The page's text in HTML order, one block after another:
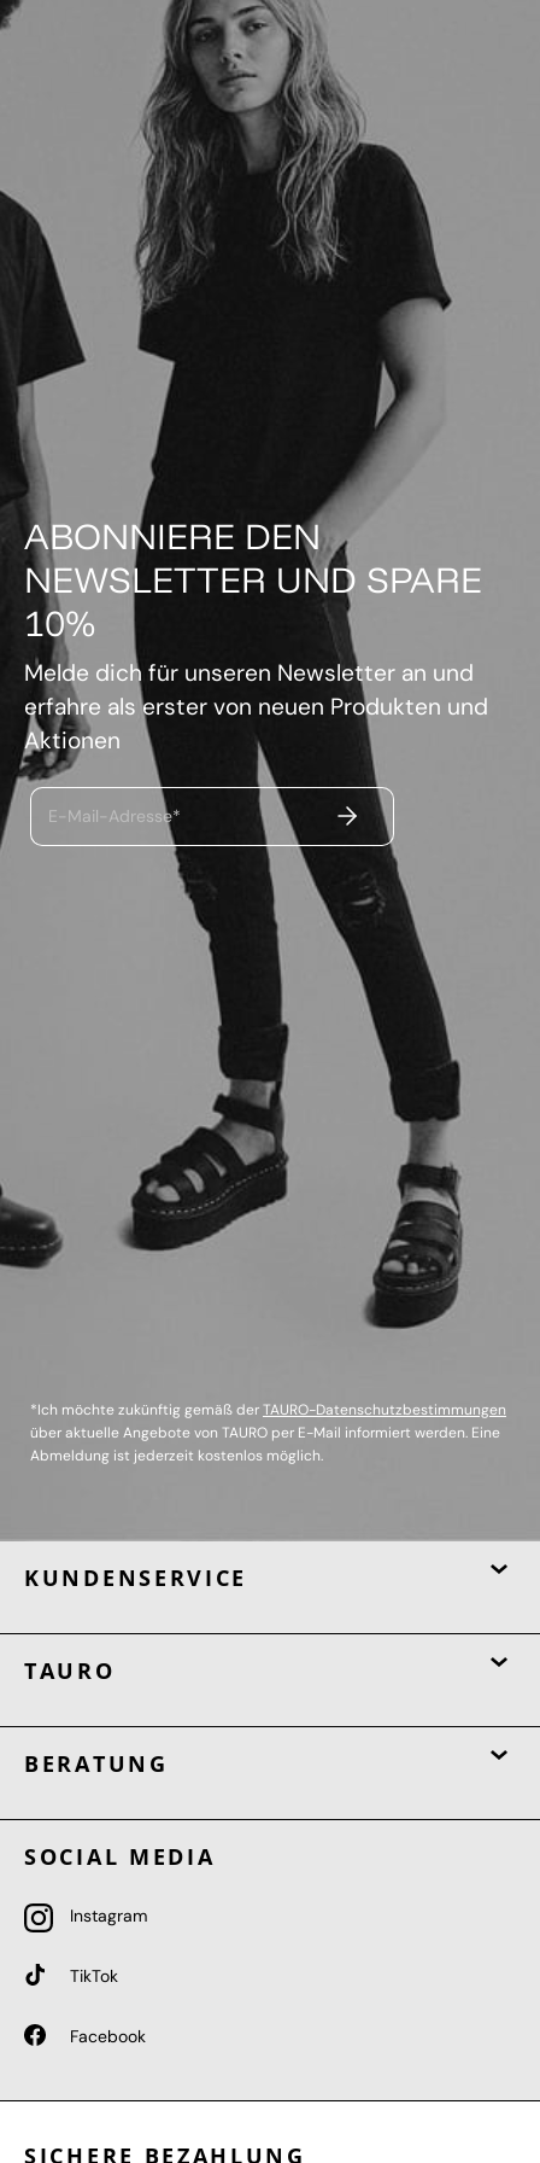
ABONNIERE DEN
NEWSLETTER UND SPARE
10%
Melde dich für unseren Newsletter an und
erfahre als erster von neuen Produkten und
Aktionen
E-Mail-Adresse* ABSENDEN
*Ich möchte zukünftig gemäß derTAURO-Datenschutzbestimmungen
über aktuelle Angebote von TAURO per E-Mail informiert werden. Eine
Abmeldung ist jederzeit kostenlos möglich.
KUNDENSERVICE
TAURO
BERATUNG
SOCIAL MEDIA
Instagram
TikTok
Facebook
SICHERE BEZAHLUNG